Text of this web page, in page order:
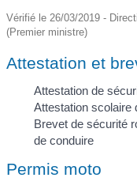
Vérifié le 26/03/2019 -
(Premier ministre)
Attestation et
Attestation de
Attestation scolaire
Brevet de sécurité
de conduire
Permis moto